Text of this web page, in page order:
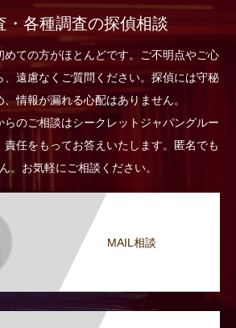
・各種調査の探偵相談
めての方がほとんどです。ご不明点やご心
、遠慮なくご質問ください。探偵には守秘
情報が漏れる心配はありません。
のご相談はシークレットジャパングルー
責任をもってお答えいたします。匿名でも
。お気軽にご相談ください。
MAIL相談